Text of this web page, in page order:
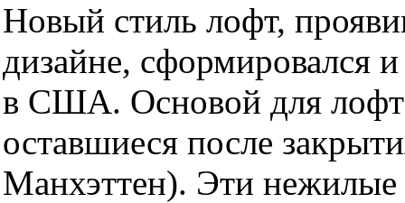
Новый стиль лофт,
дизайне, сформировался
в США. Основой для
оставшиеся после
Манхэттен). Эти нежилые